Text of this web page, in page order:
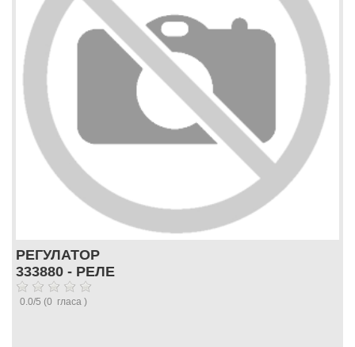
РЕГУЛАТОР
333880 - РЕЛЕ
0.0/5 (0 гласа )